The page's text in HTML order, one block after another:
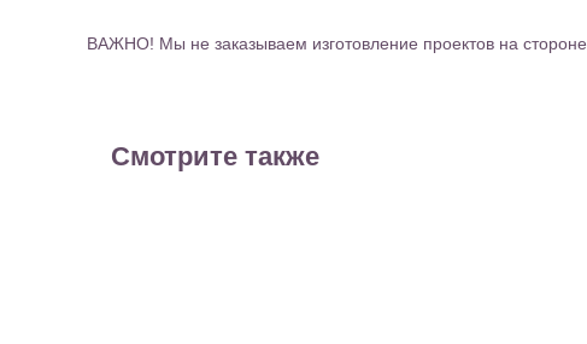
ВАЖНО! Мы не заказываем изготовление проектов на
Смотрите также